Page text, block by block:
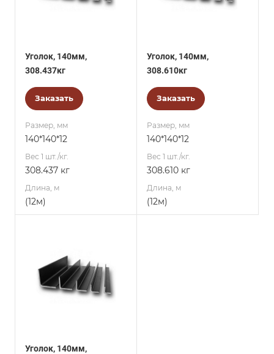
Уголок, 140мм,
308.437кг
Заказать
Размер, мм
140*140*12
Вес 1 шт./кг.
308.437 кг
Длина, м
(12м)
Уголок, 140мм,
308.610кг
Заказать
Размер, мм
140*140*12
Вес 1 шт./кг.
308.610 кг
Длина, м
(12м)
Уголок, 140мм,